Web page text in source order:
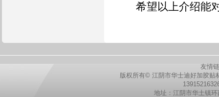
希望以上介绍能
友情
版权所有© 江阴市华士迪好加胶
地址：江阴市华土镇